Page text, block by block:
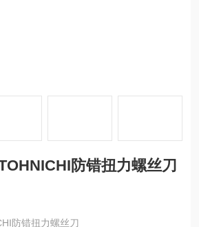
防错扭力螺丝刀
防错扭力螺丝刀